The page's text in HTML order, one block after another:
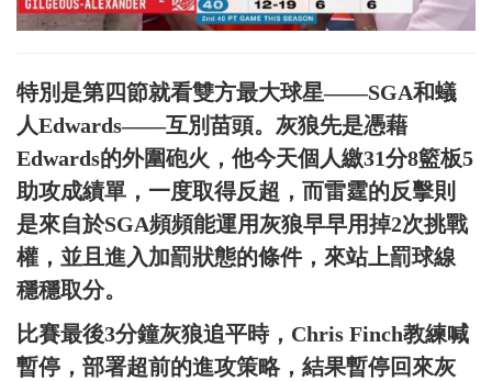
特別是第四節就看雙方最大球星——SGA和蟻
人Edwards——互別苗頭。灰狼先是憑藉
Edwards的外圍砲火，他今天個人繳31分8籃板5
助攻成績單，一度取得反超，而雷霆的反擊則
是來自於SGA頻頻能運用灰狼早早用掉2次挑戰
權，並且進入加罰狀態的條件，來站上罰球線
穩穩取分。
比賽最後3分鐘灰狼追平時，Chris Finch教練喊
暫停，部署超前的進攻策略，結果暫停回來灰